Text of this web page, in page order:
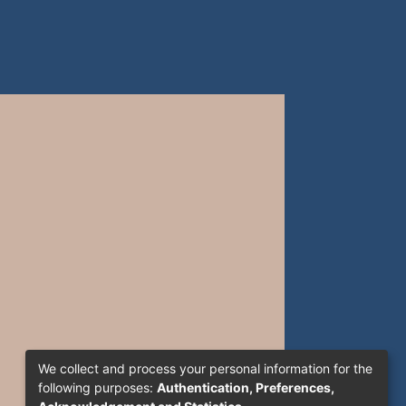
We collect and process your personal information for the
following purposes: Authentication, Preferences,